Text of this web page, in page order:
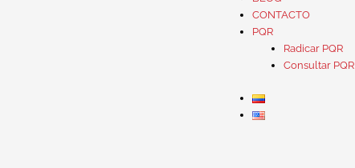
CONTACTO
PQR
Radicar PQR
Consultar PQR